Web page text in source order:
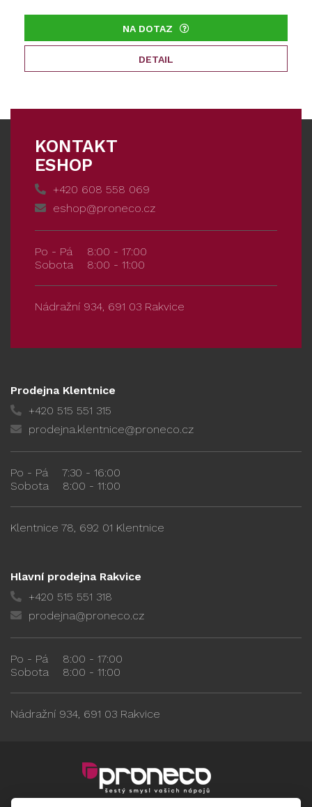
NA DOTAZ
DETAIL
KONTAKT
ESHOP
+420 608 558 069
eshop@proneco.cz
Po - Pá
8:00 - 17:00
Sobota
8:00 - 11:00
Nádražní 934, 691 03 Rakvice
Prodejna Klentnice
+420 515 551 315
prodejna.klentnice@proneco.cz
Po - Pá
7:30 - 16:00
Sobota
8:00 - 11:00
Klentnice 78, 692 01 Klentnice
Hlavní prodejna Rakvice
+420 515 551 318
prodejna@proneco.cz
Po - Pá
8:00 - 17:00
Sobota
8:00 - 11:00
Nádražní 934, 691 03 Rakvice